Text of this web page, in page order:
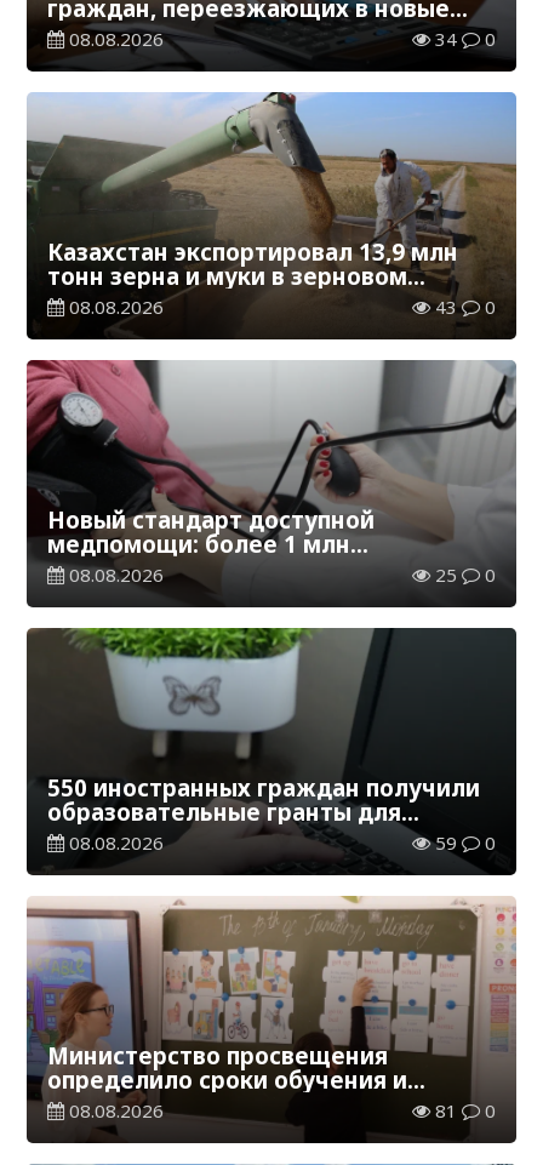
граждан, переезжающих в новые
регионы для работы
08.08.2026 34 0
Казахстан экспортировал 13,9 млн
тонн зерна и муки в зерновом
эквиваленте
08.08.2026 43 0
Новый стандарт доступной
медпомощи: более 1 млн
казахстанцев получили
телемедицинские услуги
08.08.2026 25 0
550 иностранных граждан получили
образовательные гранты для
обучения в Казахстане
08.08.2026 59 0
Министерство просвещения
определило сроки обучения и
каникул на 2026-2027 учебный год
08.08.2026 81 0